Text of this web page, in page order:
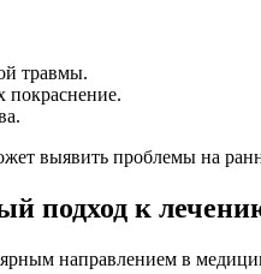
травмы.
покраснение.
выявить проблемы на
подход к
направлением в